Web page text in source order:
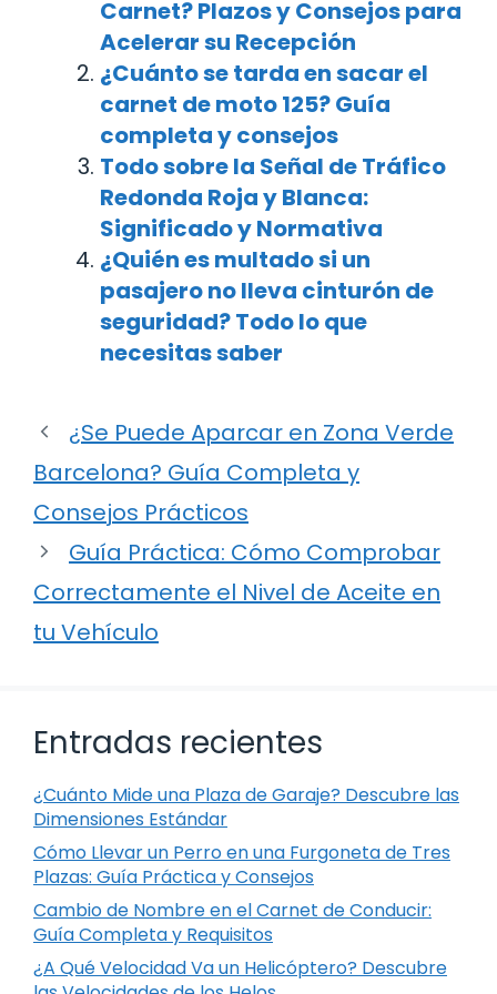
Carnet? Plazos y Consejos para
Acelerar su Recepción
¿Cuánto se tarda en sacar el
carnet de moto 125? Guía
completa y consejos
Todo sobre la Señal de Tráfico
Redonda Roja y Blanca:
Significado y Normativa
¿Quién es multado si un
pasajero no lleva cinturón de
seguridad? Todo lo que
necesitas saber
¿Se Puede Aparcar en Zona Verde
Barcelona? Guía Completa y
Consejos Prácticos
Guía Práctica: Cómo Comprobar
Correctamente el Nivel de Aceite en
tu Vehículo
Entradas recientes
¿Cuánto Mide una Plaza de Garaje? Descubre las
Dimensiones Estándar
Cómo Llevar un Perro en una Furgoneta de Tres
Plazas: Guía Práctica y Consejos
Cambio de Nombre en el Carnet de Conducir:
Guía Completa y Requisitos
¿A Qué Velocidad Va un Helicóptero? Descubre